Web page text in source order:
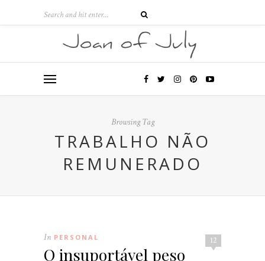
Browsing Tag
TRABALHO NÃO
REMUNERADO
12
In PERSONAL
O insuportável peso